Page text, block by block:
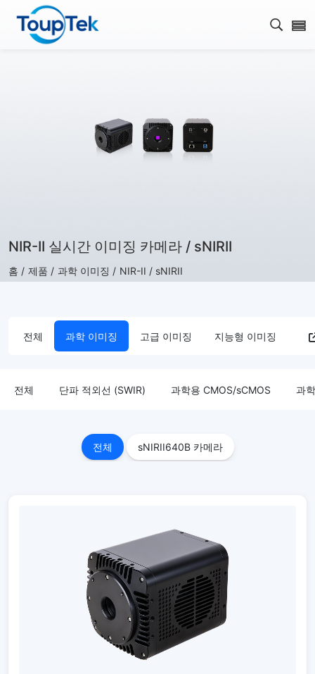
검색
NIR-II 실시간 이미징 카메라 / sNIRII
홈 / 제품 / 과학 이미징 / NIR-II / sNIRII
전체 과학 이미징 고급 이미징 지능형 이미징
전체 단파 적외선 (SWIR) 과학용 CMOS/sCMOS 과
전체 sNIRII640B 카메라